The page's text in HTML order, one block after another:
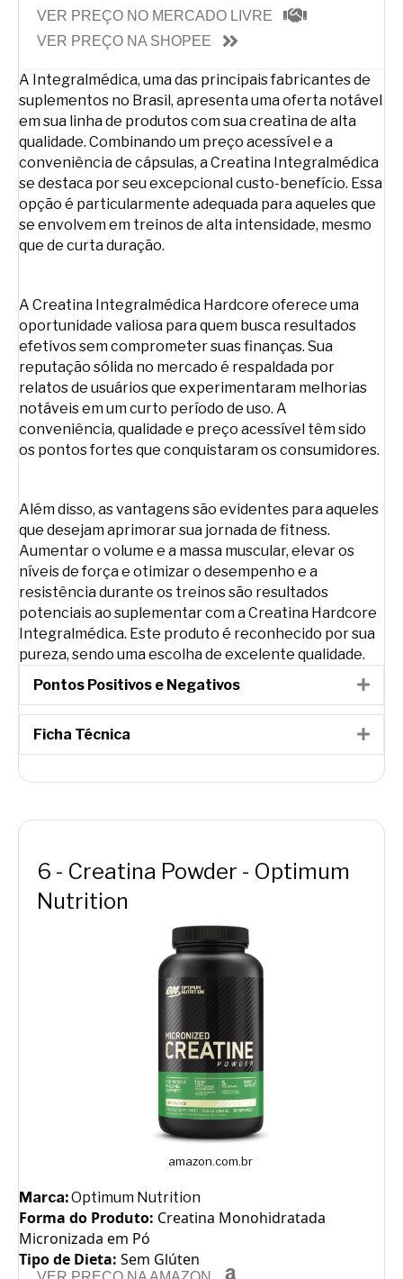
VER PREÇO NO MERCADO LIVRE
VER PREÇO NA SHOPEE
A Integralmédica, uma das principais fabricantes de
suplementos no Brasil, apresenta uma oferta notável
em sua linha de produtos com sua creatina de alta
qualidade. Combinando um preço acessível e a
conveniência de cápsulas, a Creatina Integralmédica
se destaca por seu excepcional custo-benefício. Essa
opção é particularmente adequada para aqueles que
se envolvem em treinos de alta intensidade, mesmo
que de curta duração.
A Creatina Integralmédica Hardcore oferece uma
oportunidade valiosa para quem busca resultados
efetivos sem comprometer suas finanças. Sua
reputação sólida no mercado é respaldada por
relatos de usuários que experimentaram melhorias
notáveis em um curto período de uso. A
conveniência, qualidade e preço acessível têm sido
os pontos fortes que conquistaram os consumidores.
Além disso, as vantagens são evidentes para aqueles
que desejam aprimorar sua jornada de fitness.
Aumentar o volume e a massa muscular, elevar os
níveis de força e otimizar o desempenho e a
resistência durante os treinos são resultados
potenciais ao suplementar com a Creatina Hardcore
Integralmédica. Este produto é reconhecido por sua
pureza, sendo uma escolha de excelente qualidade.
Pontos Positivos e Negativos
Ficha Técnica
6 - Creatina Powder - Optimum
Nutrition
amazon.com.br
Marca:Optimum Nutrition
Forma do Produto: Creatina Monohidratada
Micronizada em Pó
Tipo de Dieta: Sem Glúten